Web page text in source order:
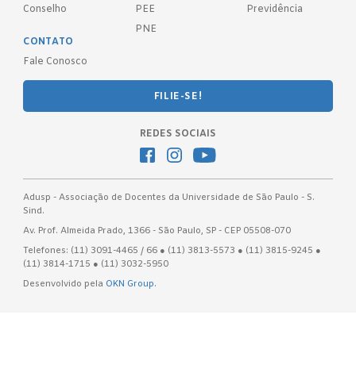
Conselho
PEE
PNE
Previdência
CONTATO
Fale Conosco
FILIE-SE!
REDES SOCIAIS
Adusp - Associação de Docentes da Universidade de São Paulo - S.
Sind.
Av. Prof. Almeida Prado, 1366 - São Paulo, SP - CEP 05508-070
Telefones: (11) 3091-4465 / 66 ● (11) 3813-5573 ● (11) 3815-9245 ●
(11) 3814-1715 ● (11) 3032-5950
Desenvolvido pela OKN Group.